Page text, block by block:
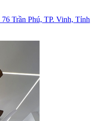
76 Trần Phú, TP. Vinh, Tỉnh